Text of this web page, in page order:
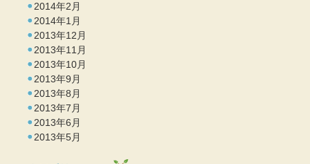
2014年2月
2014年1月
2013年12月
2013年11月
2013年10月
2013年9月
2013年8月
2013年7月
2013年6月
2013年5月